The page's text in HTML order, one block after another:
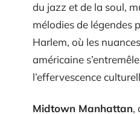
du jazz et de la soul,
mélodies de légendes
Harlem, où les
américaine
l’effervescence
Midtown Manhattan,